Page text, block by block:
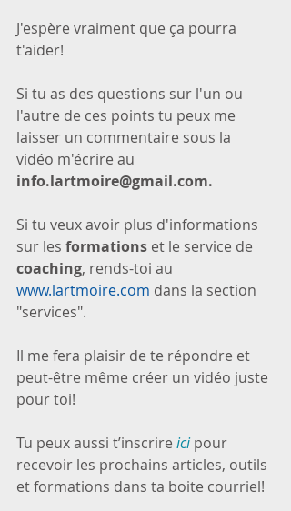
J'espère vraiment que ça pourra
t'aider!
Si tu as des questions sur l'un ou
l'autre de ces points tu peux me
laisser un commentaire sous la
vidéo m'écrire au
info.lartmoire@gmail.com.
Si tu veux avoir plus d'informations
sur les formations et le service de
coaching, rends-toi au
www.lartmoire.com dans la section
"services".
Il me fera plaisir de te répondre et
peut-être même créer un vidéo juste
pour toi!
Tu peux aussi t’inscrire ici pour
recevoir les prochains articles, outils
et formations dans ta boite courriel!